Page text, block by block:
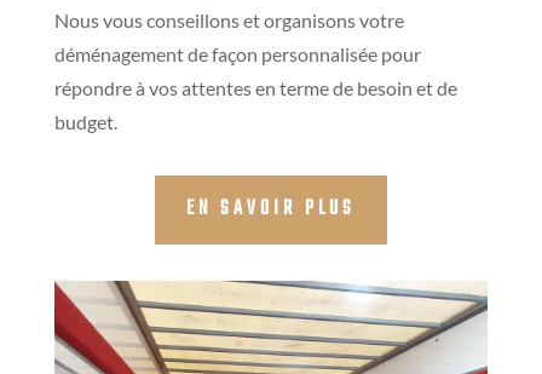
Nous vous conseillons et organisons votre
déménagement de façon personnalisée pour
répondre à vos attentes en terme de besoin et de
budget.
EN SAVOIR PLUS